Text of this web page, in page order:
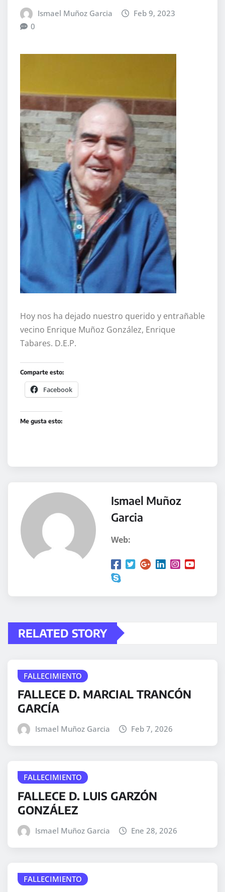
Ismael Muñoz Garcia
Feb 9, 2023
0
Hoy nos ha dejado nuestro querido y entrañable
vecino Enrique Muñoz González, Enrique
Tabares. D.E.P.
Comparte esto:
Facebook
Me gusta esto:
Ismael Muñoz
Garcia
Web:
RELATED STORY
FALLECIMIENTO
FALLECE D. MARCIAL TRANCÓN
GARCÍA
Ismael Muñoz Garcia Feb 7, 2026
FALLECIMIENTO
FALLECE D. LUIS GARZÓN
GONZÁLEZ
Ismael Muñoz Garcia Ene 28, 2026
FALLECIMIENTO